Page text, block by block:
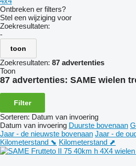
Ontbreken er filters?
Stel een wijziging voor
Zoekresultaten:
-
toon
Zoekresultaten: 87 advertenties
Toon
87 advertenties: SAME wielen
Filter
Sorteren: Datum van invoering
Datum van invoering Duurste bovenaan
Jaar - de nieuwste bovenaan Jaar - de
Kilometerstand ⬊ Kilometerstand ⬈